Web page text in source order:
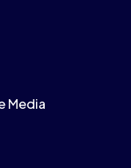
Media